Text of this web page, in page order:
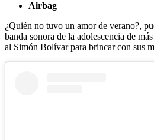
Airbag
¿Quién no tuvo un amor de verano?,
banda sonora de la adolescencia de
al Simón Bolívar para brincar con sus